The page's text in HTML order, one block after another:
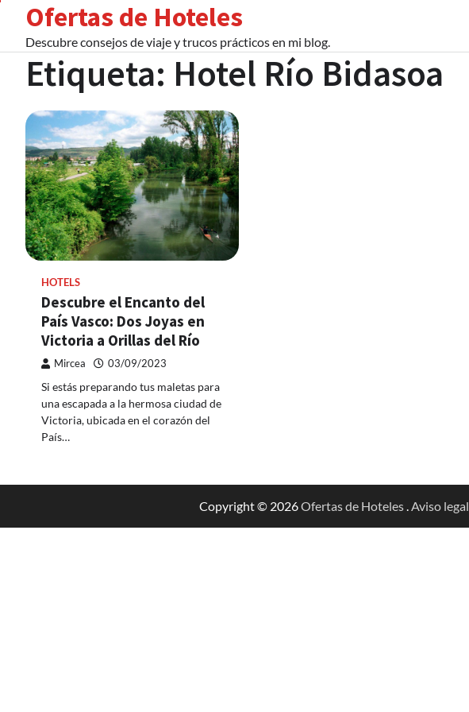
content
Ofertas de Hoteles
Descubre consejos de viaje y trucos prácticos en mi blog.
Etiqueta: Hotel Río Bidasoa
HOTELS
Descubre el Encanto del
País Vasco: Dos Joyas en
Victoria a Orillas del Río
Mircea 03/09/2023
Si estás preparando tus maletas para
una escapada a la hermosa ciudad de
Victoria, ubicada en el corazón del
País…
Copyright © 2026Ofertas de Hoteles.Aviso legal